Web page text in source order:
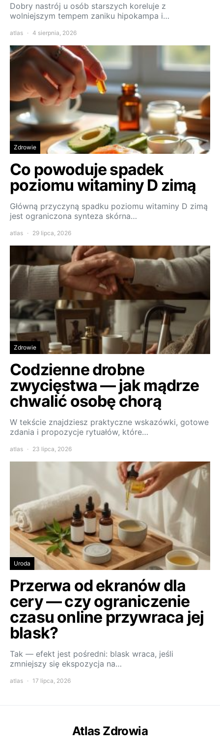
Dobry nastrój u osób starszych koreluje z
wolniejszym tempem zaniku hipokampa i…
atlas 4 sierpnia, 2026
Zdrowie
Co powoduje spadek
poziomu witaminy D zimą
Główną przyczyną spadku poziomu witaminy D zimą
jest ograniczona synteza skórna…
atlas 29 lipca, 2026
Zdrowie
Codzienne drobne
zwycięstwa — jak mądrze
chwalić osobę chorą
W tekście znajdziesz praktyczne wskazówki, gotowe
zdania i propozycje rytuałów, które…
atlas 23 lipca, 2026
Uroda
Przerwa od ekranów dla
cery — czy ograniczenie
czasu online przywraca jej
blask?
Tak — efekt jest pośredni: blask wraca, jeśli
zmniejszy się ekspozycja na…
atlas 17 lipca, 2026
Atlas Zdrowia